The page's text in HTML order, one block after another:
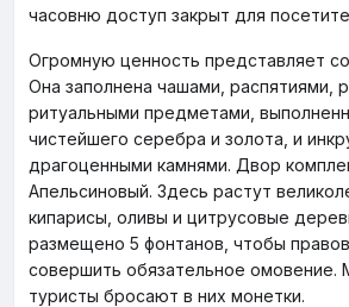
часовню доступ закрыт для
Огромную ценность представляет
Она заполнена чашами, распятиями,
ритуальными предметами,
чистейшего серебра и золота, и
драгоценными камнями. Двор
Апельсиновый. Здесь растут
кипарисы, оливы и цитрусовые
размещено 5 фонтанов, чтобы
совершить обязательное омовение.
туристы бросают в них монетки.